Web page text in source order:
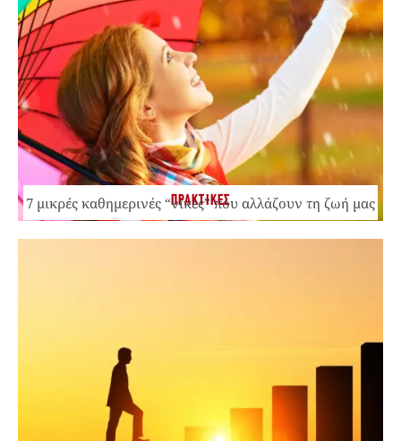
ΠΡΑΚΤΙΚΕΣ
7 μικρές καθημερινές “νίκες” που αλλάζουν τη ζωή μας